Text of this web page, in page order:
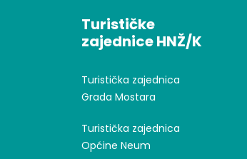
Turističke
zajednice HNŽ/K
Turistička zajednica
Grada Mostara
Turistička zajednica
Općine Neum